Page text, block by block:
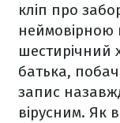
кліп про
неймовірною
шестирічний
батька,
запис
вірусним. Як